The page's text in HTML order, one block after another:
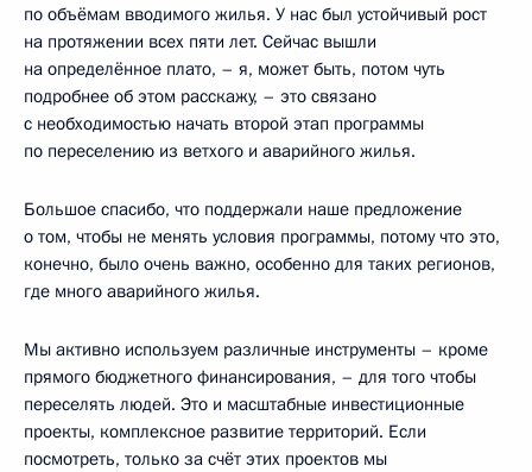
по объёмам вводимого жилья. У нас был устойчивый рост
на протяжении всех пяти лет. Сейчас вышли
на определённое плато, – я, может быть, потом чуть
подробнее об этом расскажу, – это связано
с необходимостью начать второй этап программы
по переселению из ветхого и аварийного жилья.
Большое спасибо, что поддержали наше предложение
о том, чтобы не менять условия программы, потому что это,
конечно, было очень важно, особенно для таких регионов,
где много аварийного жилья.
Мы активно используем различные инструменты – кроме
прямого бюджетного финансирования, – для того чтобы
переселять людей. Это и масштабные инвестиционные
проекты, комплексное развитие территорий. Если
посмотреть, только за счёт этих проектов мы